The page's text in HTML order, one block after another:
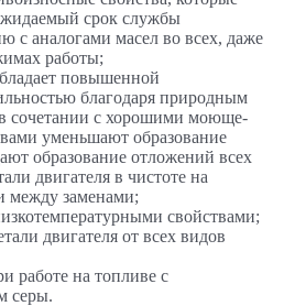
срок службы
с аналогами масел во всех, даже
работы;
повышенной
благодаря природным
сочетании с хорошими моюще-
уменьшают образование
образование отложений всех
двигателя в чистоте на
между заменами;
свойствами;
двигателя от всех видов
работе на топливе с
серы.